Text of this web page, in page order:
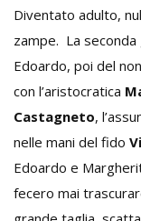
Diventato adulto,
zampe. La
Edoardo, poi del
con l’aristocratica
Castagneto,
nelle mani del fido
Edoardo e
fecero mai